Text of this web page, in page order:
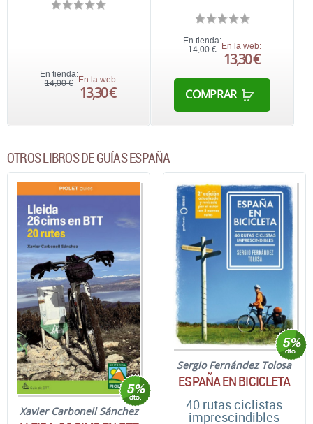
En tienda:
14,00 € En la web:
13,30 €
En tienda:
14,00 €
En la web:
13,30 €
COMPRAR
OTROS LIBROS DE GUÍAS ESPAÑA
Xavier Carbonell Sánchez
Sergio Fernández Tolosa
ESPAÑA EN BICICLETA
40 rutas ciclistas
imprescindibles